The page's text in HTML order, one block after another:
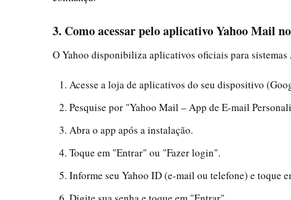
3. Como acessar pelo aplicativo Yahoo Mail
O Yahoo disponibiliza aplicativos oficiais para
Acesse a loja de aplicativos do seu dispositivo
Pesquise por "Yahoo Mail – App de E-mail
Abra o app após a instalação.
Toque em "Entrar" ou "Fazer login".
Informe seu Yahoo ID (e-mail ou telefone) e toque